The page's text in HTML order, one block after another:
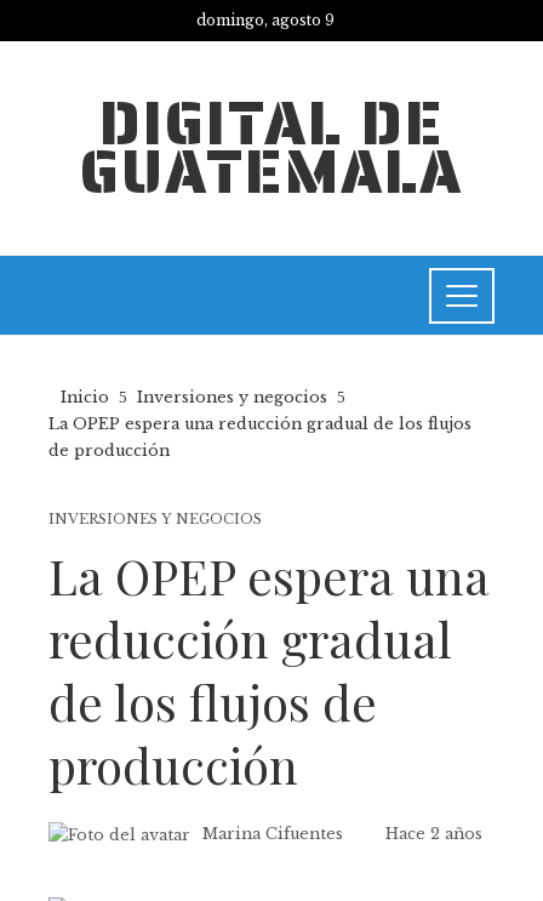
domingo, agosto 9
DIGITAL DE
GUATEMALA
Inicio
Inversiones y negocios
La OPEP espera una reducción gradual de los flujos
de producción
INVERSIONES Y NEGOCIOS
La OPEP espera una
reducción gradual
de los flujos de
producción
Marina Cifuentes Hace 2 años